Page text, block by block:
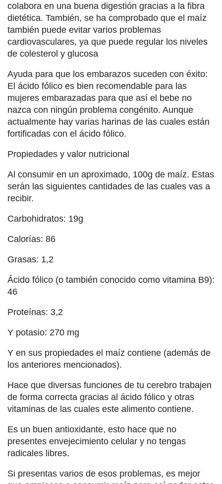
colabora en una buena digestión gracias a la fibra
dietética. También, se ha comprobado que el maíz
también puede evitar varios problemas
cardiovasculares, ya que puede regular los niveles
de colesterol y glucosa
Ayuda para que los embarazos suceden con éxito:
El ácido fólico es bien recomendable para las
mujeres embarazadas para que así el bebe no
nazca con ningún problema congénito. Aunque
actualmente hay varias harinas de las cuales están
fortificadas con el ácido fólico.
Propiedades y valor nutricional
Al consumir en un aproximado, 100g de maíz. Estas
serán las siguientes cantidades de las cuales vas a
recibir.
Carbohidratos: 19g
Calorías: 86
Grasas: 1,2
Ácido fólico (o también conocido como vitamina B9):
46
Proteínas: 3,2
Y potasio: 270 mg
Y en sus propiedades el maíz contiene (además de
los anteriores mencionados).
Hace que diversas funciones de tu cerebro trabajen
de forma correcta gracias al ácido fólico y otras
vitaminas de las cuales este alimento contiene.
Es un buen antioxidante, esto hace que no
presentes envejecimiento celular y no tengas
radicales libres.
Si presentas varios de esos problemas, es mejor